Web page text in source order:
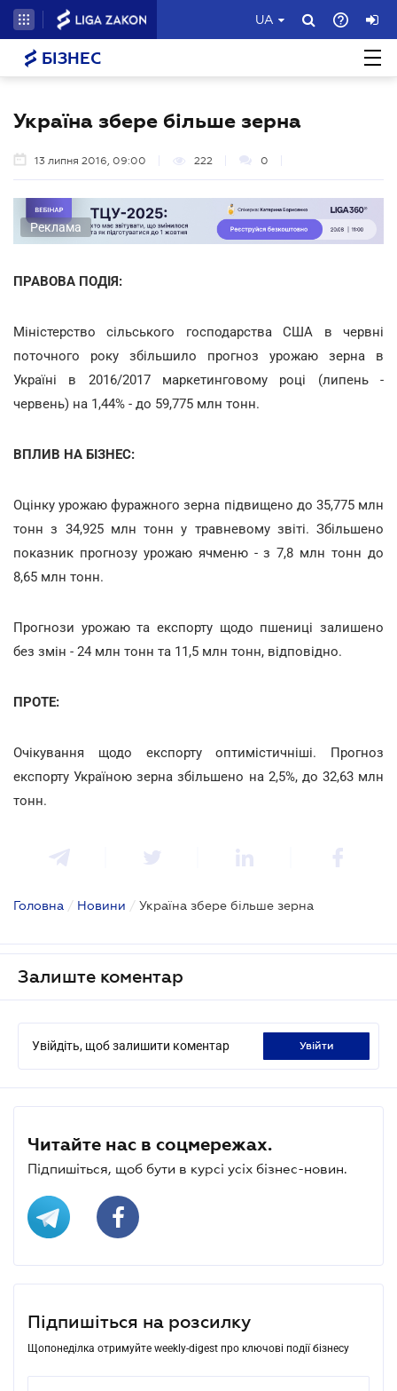
UA
БІЗНЕС
Україна збере більше зерна
13 липня 2016, 09:00 222 0
Реклама
ПРАВОВА ПОДІЯ:
Міністерство сільського господарства США в червні
поточного року збільшило прогноз урожаю зерна в
Україні в 2016/2017 маркетинговому році (липень -
червень) на 1,44% - до 59,775 млн тонн.
ВПЛИВ НА БІЗНЕС:
Оцінку урожаю фуражного зерна підвищено до 35,775 млн
тонн з 34,925 млн тонн у травневому звіті. Збільшено
показник прогнозу урожаю ячменю - з 7,8 млн тонн до
8,65 млн тонн.
Прогнози урожаю та експорту щодо пшениці залишено
без змін - 24 млн тонн та 11,5 млн тонн, відповідно.
ПРОТЕ:
Очікування щодо експорту оптимістичніші. Прогноз
експорту Україною зерна збільшено на 2,5%, до 32,63 млн
тонн.
Головна / Новини / Україна збере більше зерна
Залиште коментар
Увійдіть, щоб залишити коментар увійти
Читайте нас в соцмережах.
Підпишіться, щоб бути в курсі усіх бізнес-новин.
Підпишіться на розсилку
Щопонеділка отримуйте weekly-digest про ключові події бізнесу